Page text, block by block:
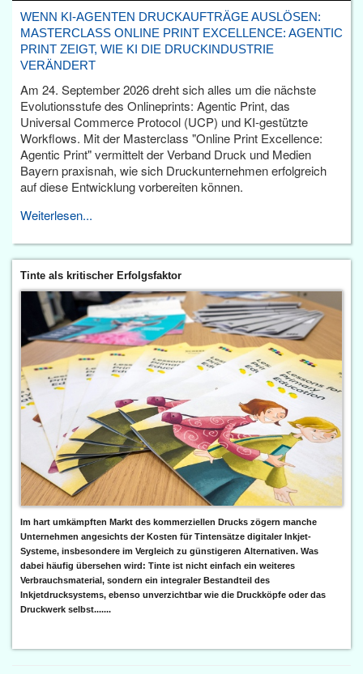
WENN KI-AGENTEN DRUCKAUFTRÄGE AUSLÖSEN:
MASTERCLASS ONLINE PRINT EXCELLENCE: AGENTIC
PRINT ZEIGT, WIE KI DIE DRUCKINDUSTRIE
VERÄNDERT
Am 24. September 2026 dreht sich alles um die nächste
Evolutionsstufe des Onlineprints: Agentic Print, das
Universal Commerce Protocol (UCP) und KI-gestützte
Workflows. Mit der Masterclass "Online Print Excellence:
Agentic Print" vermittelt der Verband Druck und Medien
Bayern praxisnah, wie sich Druckunternehmen erfolgreich
auf diese Entwicklung vorbereiten können.
Weiterlesen...
Tinte als kritischer Erfolgsfaktor
Im hart umkämpften Markt des kommerziellen Drucks zögern manche
Unternehmen angesichts der Kosten für Tintensätze digitaler Inkjet-
Systeme, insbesondere im Vergleich zu günstigeren Alternativen. Was
dabei häufig übersehen wird: Tinte ist nicht einfach ein weiteres
Verbrauchsmaterial, sondern ein integraler Bestandteil des
Inkjetdrucksystems, ebenso unverzichtbar wie die Druckköpfe oder das
Druckwerk selbst.......